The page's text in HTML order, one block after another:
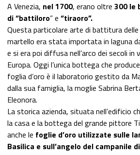
A Venezia, nel 1700, erano oltre 300 le
di “battiloro” e “tiraoro”.
Questa particolare arte di battitura delle
martello era stata importata in laguna
e si era poi diffusa nell’arco dei secoli in
Europa. Oggi l’unica bottega che
foglia d’oro è il laboratorio gestito da
dalla sua famiglia, la moglie Sabrina
Eleonora.
La storica azienda, situata nell’edificio
la casa e la bottega del grande pittore
anche le foglie d’oro utilizzate sulle
Basilica e sull’angelo del campanile